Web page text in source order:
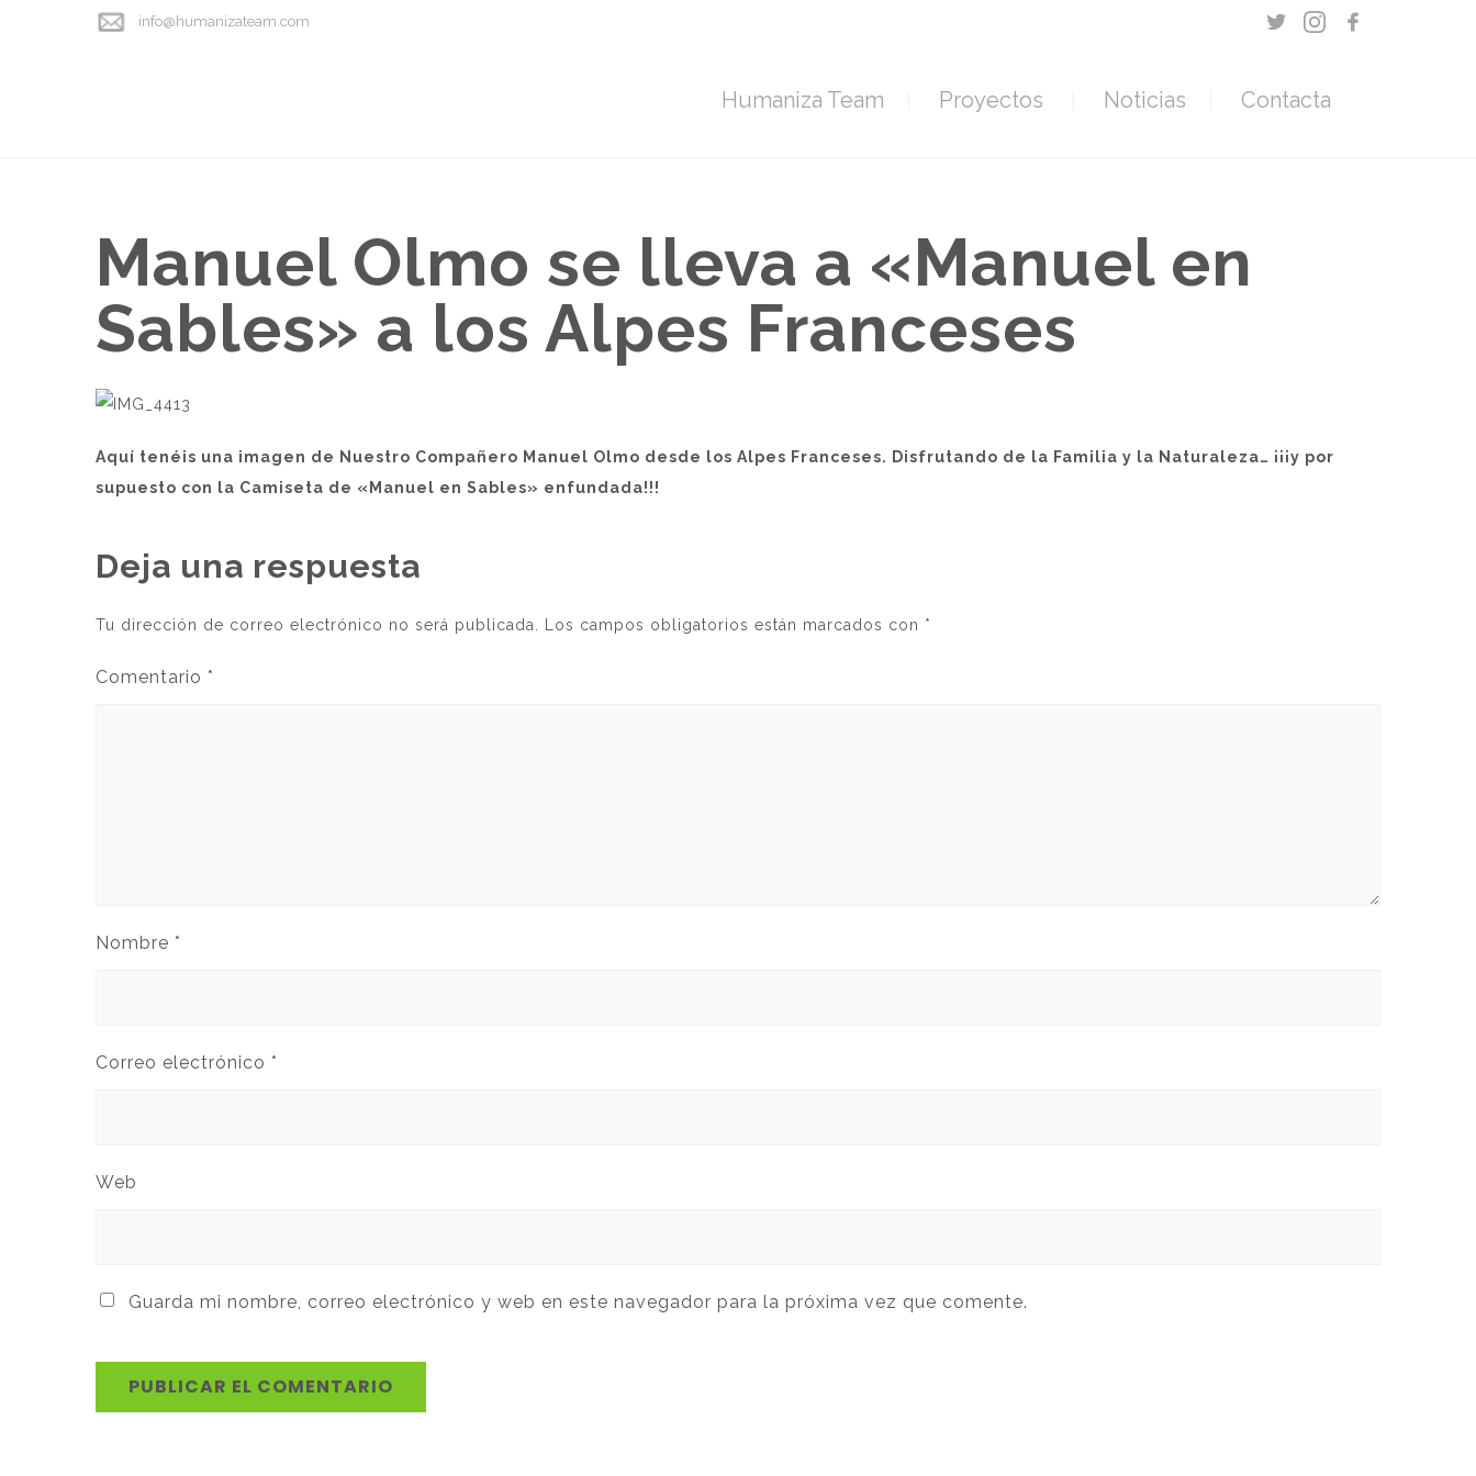
info@humanizateam.com
Humaniza Team Proyectos Noticias Contacta
Manuel Olmo se lleva a «Manuel en
Sables» a los Alpes Franceses
Aquí tenéis una imagen de Nuestro Compañero Manuel Olmo desde los Alpes Franceses. Disfrutando de la Familia y la Naturaleza… ¡¡¡y por
supuesto con la Camiseta de «Manuel en Sables» enfundada!!!
Deja una respuesta
Tu dirección de correo electrónico no será publicada. Los campos obligatorios están marcados con *
Comentario *
Nombre *
Correo electrónico *
Web
Guarda mi nombre, correo electrónico y web en este navegador para la próxima vez que comente.